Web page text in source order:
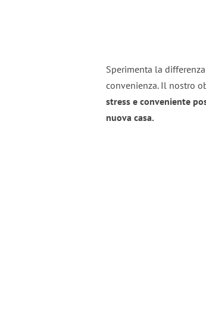
Sperimenta la
convenienza. Il nostro
stress e conveniente
nuova casa.